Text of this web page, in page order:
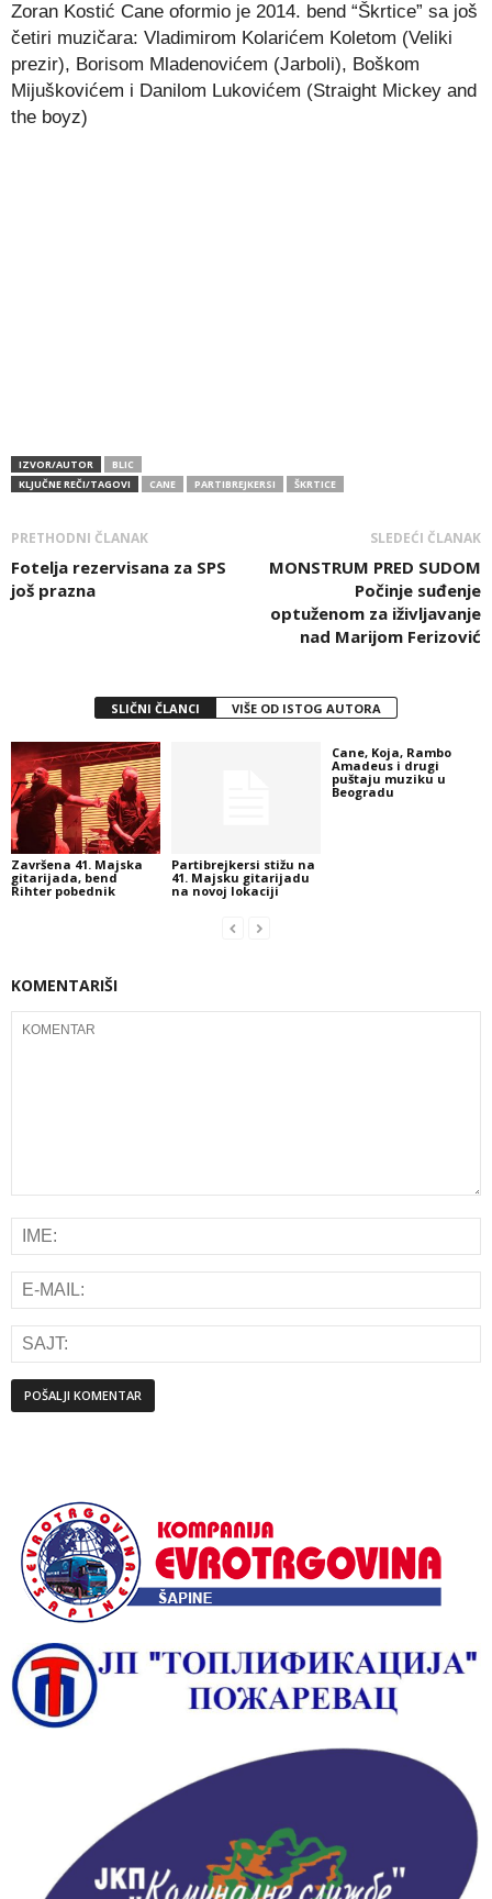
Zoran Kostić Cane oformio je 2014. bend “Škrtice” sa još
četiri muzičara: Vladimirom Kolarićem Koletom (Veliki
prezir), Borisom Mladenovićem (Jarboli), Boškom
Mijuškovićem i Danilom Lukovićem (Straight Mickey and
the boyz)
IZVOR/AUTOR
BLIC
KLJUČNE REČI/TAGOVI
CANE PARTIBREJKERSI ŠKRTICE
PRETHODNI ČLANAK
Fotelja rezervisana za SPS
još prazna
SLEDEĆI ČLANAK
MONSTRUM PRED SUDOM
Počinje suđenje
optuženom za iživljavanje
nad Marijom Ferizović
SLIČNI ČLANCI VIŠE OD ISTOG AUTORA
Završena 41. Majska
gitarijada, bend
Rihter pobednik
Partibrejkersi stižu na
41. Majsku gitarijadu
na novoj lokaciji
Cane, Koja, Rambo
Amadeus i drugi
puštaju muziku u
Beogradu
KOMENTARIŠI